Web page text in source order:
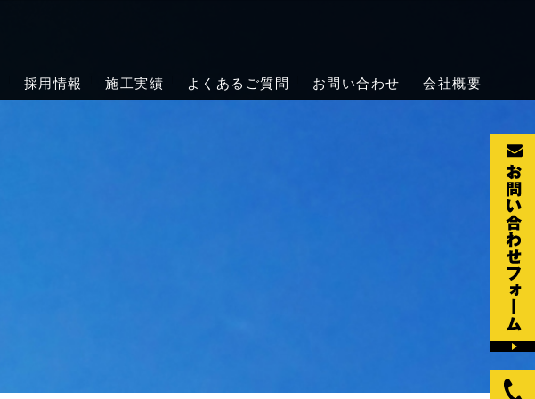
山・倉敷の天井クレーン点検・メンテナンス
域で天井クレーンの点検・保守・修理を行っています。法令で定められた定期自主検査の
サポートします。
採用情報 施工実績 よくあるご質問 お問い合わせ 会社概要